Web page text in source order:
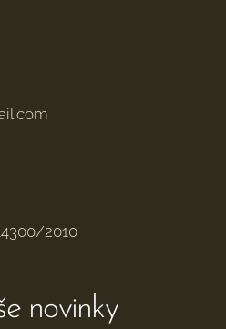
2010
novinky